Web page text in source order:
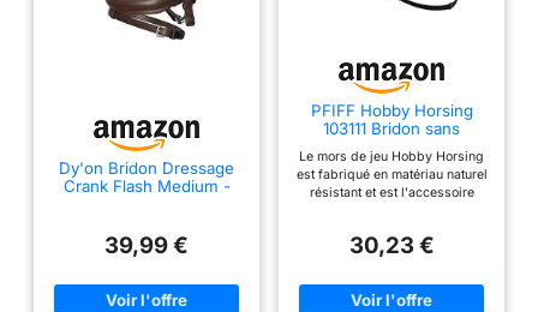
Dy'on Bridon Dressage
Crank Flash Medium -
39,99 €
PFIFF Hobby Horsing
103111 Bridon sans
Peluche Noir
Le mors de jeu Hobby Horsing
est fabriqué en matériau naturel
résistant et est l'accessoire
peut être ajusté
tête du cheval en peluche. Avec
les rênes fixées à deux
30,23 €